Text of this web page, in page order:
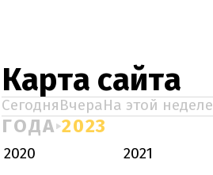
Карта сайта
СегодняВчераНа этой неделе
ГОДА 2023
2020 2021